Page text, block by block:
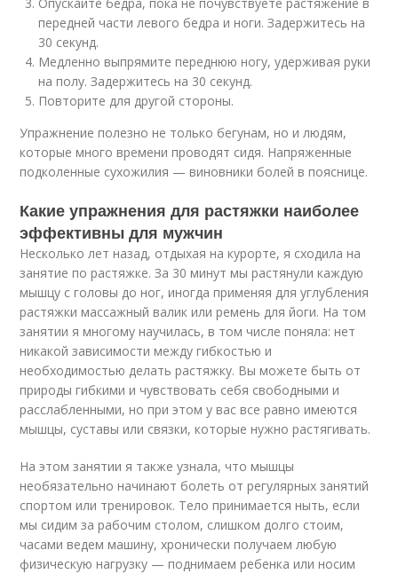
Опускайте бедра, пока не почувствуете растяжение в
передней части левого бедра и ноги. Задержитесь на
30 секунд.
Медленно выпрямите переднюю ногу, удерживая руки
на полу. Задержитесь на 30 секунд.
Повторите для другой стороны.
Упражнение полезно не только бегунам, но и людям,
которые много времени проводят сидя. Напряженные
подколенные сухожилия — виновники болей в пояснице.
Какие упражнения для растяжки наиболее
эффективны для мужчин
Несколько лет назад, отдыхая на курорте, я сходила на
занятие по растяжке. За 30 минут мы растянули каждую
мышцу с головы до ног, иногда применяя для углубления
растяжки массажный валик или ремень для йоги. На том
занятии я многому научилась, в том числе поняла: нет
никакой зависимости между гибкостью и
необходимостью делать растяжку. Вы можете быть от
природы гибкими и чувствовать себя свободными и
расслабленными, но при этом у вас все равно имеются
мышцы, суставы или связки, которые нужно растягивать.
На этом занятии я также узнала, что мышцы
необязательно начинают болеть от регулярных занятий
спортом или тренировок. Тело принимается ныть, если
мы сидим за рабочим столом, слишком долго стоим,
часами ведем машину, хронически получаем любую
физическую нагрузку — поднимаем ребенка или носим